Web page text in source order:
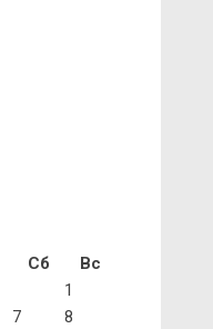
Сб
Вс
1
7
8